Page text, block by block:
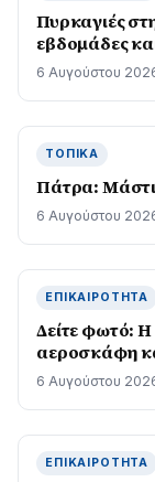
Πυρκαγιές
εβδομάδες
6 Αυγούστου
ΤΟΠΙΚΆ
Πάτρα:
6 Αυγούστου
ΕΠΙΚΑΙΡΌΤΗΤΑ
Δείτε φωτό:
αεροσκάφη
6 Αυγούστου
ΕΠΙΚΑΙΡΌΤΗΤΑ